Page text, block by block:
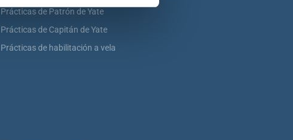
Prácticas de Patrón de Yate
Prácticas de Capitán de Yate
Prácticas de habilitación a vela